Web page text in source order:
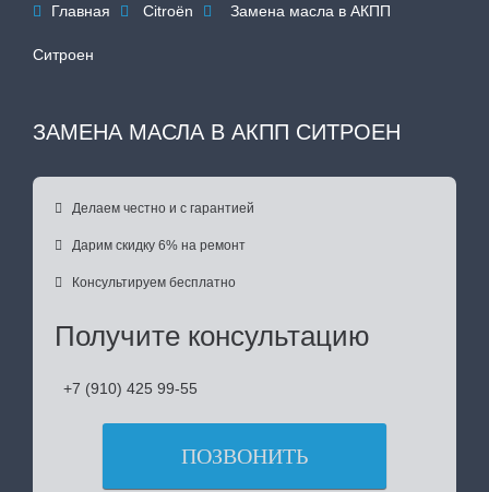
 Главная  Citroën  Замена масла в АКПП
Ситроен
ЗАМЕНА МАСЛА В АКПП СИТРОЕН
 Делаем честно и с гарантией
 Дарим скидку 6% на ремонт
 Консультируем бесплатно
Получите консультацию
+7 (910) 425 99-55
ПОЗВОНИТЬ